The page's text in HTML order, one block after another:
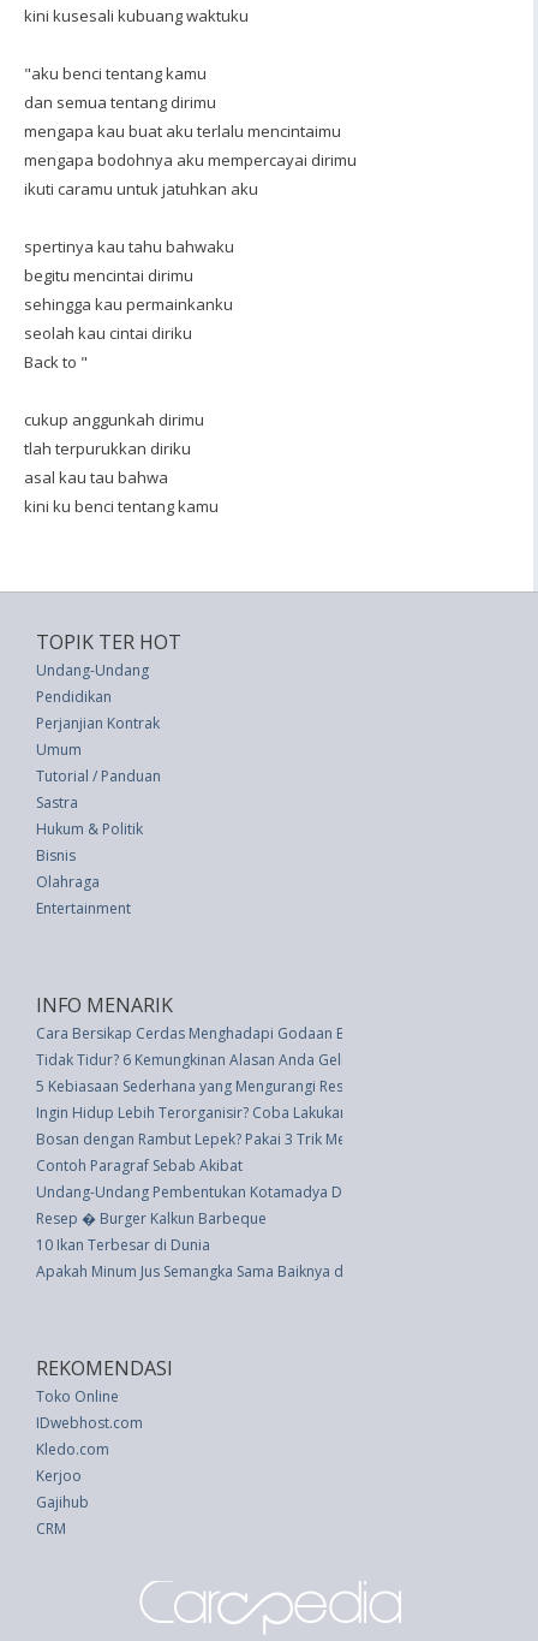
kini kusesali kubuang waktuku
"aku benci tentang kamu
dan semua tentang dirimu
mengapa kau buat aku terlalu mencintaimu
mengapa bodohnya aku mempercayai dirimu
ikuti caramu untuk jatuhkan aku
spertinya kau tahu bahwaku
begitu mencintai dirimu
sehingga kau permainkanku
seolah kau cintai diriku
Back to "
cukup anggunkah dirimu
tlah terpurukkan diriku
asal kau tau bahwa
kini ku benci tentang kamu
TOPIK TER HOT
Undang-Undang
Pendidikan
Perjanjian Kontrak
Umum
Tutorial / Panduan
Sastra
Hukum & Politik
Bisnis
Olahraga
Entertainment
INFO MENARIK
Cara Bersikap Cerdas Menghadapi Godaan Banyak Uang
Tidak Tidur? 6 Kemungkinan Alasan Anda Gelisah
5 Kebiasaan Sederhana yang Mengurangi Resiko Kanker Payudara
Ingin Hidup Lebih Terorganisir? Coba Lakukan 5 Hal Ini Setiap Hari
Bosan dengan Rambut Lepek? Pakai 3 Trik Mengeriting tanpa Alat
Contoh Paragraf Sebab Akibat
Undang-Undang Pembentukan Kotamadya Daerah Tingkat Ii Palu (UU 4
Resep � Burger Kalkun Barbeque
10 Ikan Terbesar di Dunia
Apakah Minum Jus Semangka Sama Baiknya dengan Makan Buahnya
REKOMENDASI
Toko Online
IDwebhost.com
Kledo.com
Kerjoo
Gajihub
CRM